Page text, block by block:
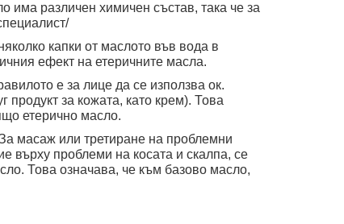
има различен химичен състав, така че за
капки от маслото във вода в
ефект на етеричните масла.
е за лице да се използва ок.
продукт за кожата, като крем). Това
етерично масло.
масаж или третиране на проблемни
върху проблеми на косата и скалпа, се
Това означава, че към базово масло,